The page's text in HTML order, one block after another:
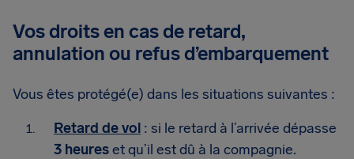
Vos droits en cas de retard,
annulation ou refus d’embarquement
Vous êtes protégé(e) dans les situations suivantes :
Retard de vol : si le retard à l’arrivée dépasse
3 heureset qu’il est dû à la compagnie.